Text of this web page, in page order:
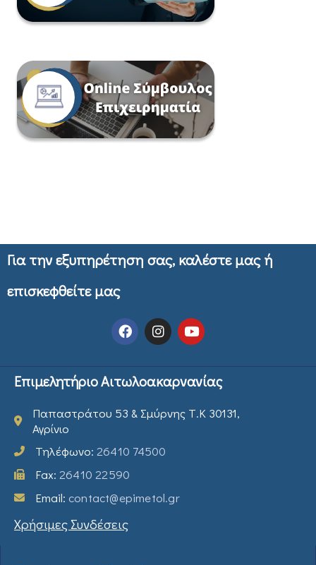
Για την εξυπηρέτηση σας, καλέστε μας ή
επισκεφθείτε μας
Επιμελητήριο Αιτωλοακαρνανίας
Παπαστράτου 53 & Σμύρνης Τ.Κ 30131,
Αγρίνιο
Τηλέφωνο: 26410 74500
Fax: 26410 22590
Email: contact@epimetol.gr
Χρήσιμες Συνδέσεις